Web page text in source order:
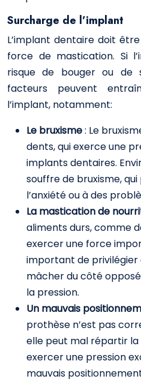
Surcharge de l’implant
L’implant dentaire doit
force de mastication. Si
risque de bouger ou de
facteurs peuvent
l’implant, notamment:
Le bruxisme: Le
dents, qui exerce une
implants dentaires.
souffre de bruxisme,
l’anxiété ou à des
La mastication de
aliments durs, comme
exercer une force
important de privilégier
mâcher du côté
la pression.
Un mauvais
prothèse n’est pas
elle peut mal répartir
exercer une pression
mauvais